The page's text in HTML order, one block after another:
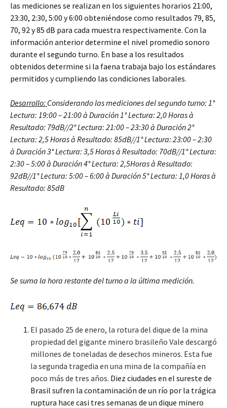
las mediciones se realizan en los siguientes horarios 21:00,
23:30, 2:30, 5:00 y 6:00 obteniéndose como resultados 79, 85,
70, 92 y 85 dB para cada muestra respectivamente. Con la
información anterior determine el nivel promedio sonoro
durante el segundo turno. En base a los resultados
obtenidos determine si la faena trabaja bajo los estándares
permitidos y cumpliendo las condiciones laborales.
Desarrollo: Considerando las mediciones del segundo turno: 1°
Lectura: 19:00 – 21:00à Duración 1° Lectura: 2,0 Horasà
Resultado: 79dB//2° Lectura: 21:00 – 23:30à Duración 2°
Lectura: 2,5 Horasà Resultado: 85dB//1° Lectura: 23:00 – 2:30
à Duración 3° Lectura: 3,5 Horasà Resultado: 70dB//1° Lectura:
2:30 – 5:00à Duración 4° Lectura: 2,5Horasà Resultado:
92dB//1° Lectura: 5:00 – 6:00à Duración 5° Lectura: 1,0 Horasà
Resultado: 85dB
Se suma la hora restante del turno a la última medición.
El pasado 25 de enero, la rotura del dique de la mina
propiedad del gigante minero brasileño Vale descargó
millones de toneladas de desechos mineros. Esta fue
la segunda tragedia en una mina de la compañía en
poco más de tres años. Diez ciudades en el sureste de
Brasil sufren la contaminación de un río por la trágica
ruptura hace casi tres semanas de un dique minero